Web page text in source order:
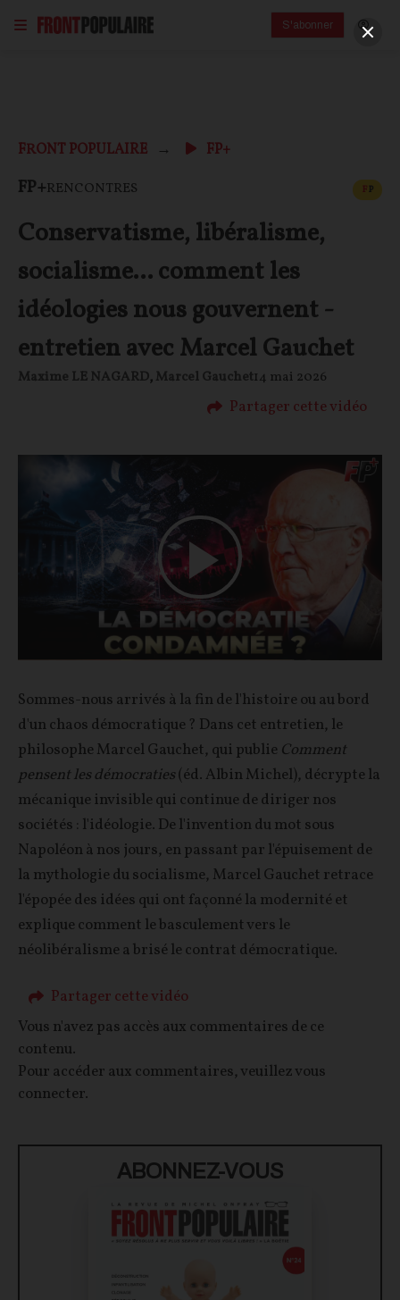
S'abonner
FRONT POPULAIRE FP+
FP+RENCONTRES FP
Conservatisme, libéralisme,
socialisme... comment les
idéologies nous gouvernent -
entretien avec Marcel Gauchet
Maxime LE NAGARD,Marcel Gauchet14 mai 2026
Partager cette vidéo
Play
Video
Sommes-nous arrivés à la fin de l'histoire ou au bord
d'un chaos démocratique ? Dans cet entretien, le
philosophe Marcel Gauchet, qui publie Comment
pensent les démocraties(éd. Albin Michel), décrypte la
mécanique invisible qui continue de diriger nos
sociétés : l'idéologie. De l'invention du mot sous
Napoléon à nos jours, en passant par l'épuisement de
la mythologie du socialisme, Marcel Gauchet retrace
l'épopée des idées qui ont façonné la modernité et
explique comment le basculement vers le
néolibéralisme a brisé le contrat démocratique.
Partager cette vidéo
Vous n'avez pas accès aux commentaires de ce
contenu.
Pour accéder aux commentaires, veuillez vous
connecter.
ABONNEZ-VOUS